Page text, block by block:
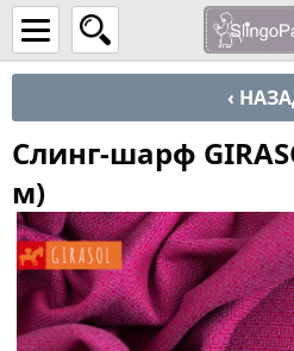
‹
Слинг-шарф
м)